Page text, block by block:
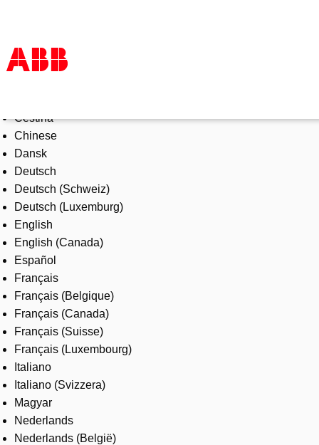
Products & Solutions
Industries
Services
About us
Where to buy
Contact us
Careers
Čeština
Chinese
Dansk
Deutsch
Deutsch (Schweiz)
Deutsch (Luxemburg)
English
English (Canada)
Español
Français
Français (Belgique)
Français (Canada)
Français (Suisse)
Français (Luxembourg)
Italiano
Italiano (Svizzera)
Magyar
Nederlands
Nederlands (België)